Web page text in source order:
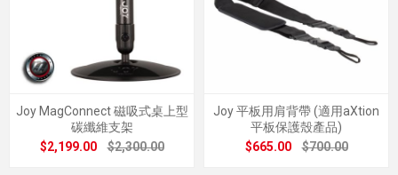
Joy MagConnect 磁吸式桌上型
碳纖維支架
$2,199.00
$2,300.00
Joy 平板用肩背帶 (適用aXtion
平板保護殼產品)
$665.00
$700.00